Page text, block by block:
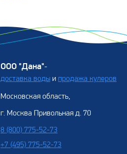
ООО "Дана"-
доставка воды и продажа кулеров
Московская область,
г. Москва Привольная д. 70
8 (800) 775-52-73
+7 (495) 775-52-73